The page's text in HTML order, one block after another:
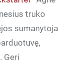
truko
sumanytoja
Geri